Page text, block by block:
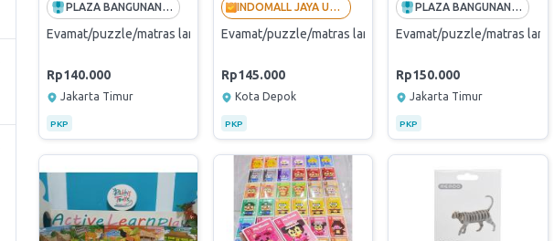
PLAZA BANGUNAN (PT ANDALAN HIJAU SEMESTA)
Evamat/puzzle/matras lantai 90 x 90 tebal 1cm isi 1pcs
Rp140.000
Jakarta Timur
PKP
INDOMALL JAYA UTAMA - LANGGANAN BUMN
Evamat/puzzle/matras lantai 90 x 90 tebal 1cm isi 1pcs
Rp145.000
Kota Depok
PKP
PLAZA BANGUNAN (PT ANDALAN HIJAU SEMESTA)
Evamat/puzzle/matras
Rp150.000
Jakarta Timur
PKP